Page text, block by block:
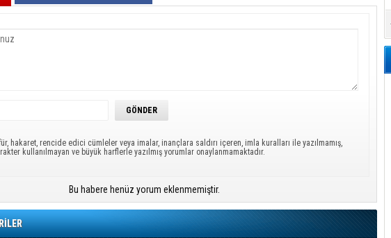
hakaret, rencide edici cümleler veya imalar, inançlara saldırı içeren, imla kuralları ile yazılmamış,
kullanılmayan ve büyük harflerle yazılmış yorumlar onaylanmamaktadır.
Bu habere henüz yorum eklenmemiştir.